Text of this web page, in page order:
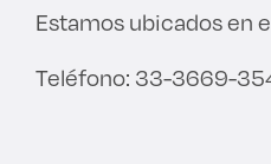
Estamos ubicados en
Teléfono: 33-3669-